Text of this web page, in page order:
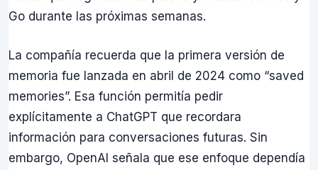
Go durante las próximas semanas.
La compañía recuerda que la primera versión de
memoria fue lanzada en abril de 2024 como “saved
memories”. Esa función permitía pedir
explícitamente a ChatGPT que recordara
información para conversaciones futuras. Sin
embargo, OpenAI señala que ese enfoque dependía